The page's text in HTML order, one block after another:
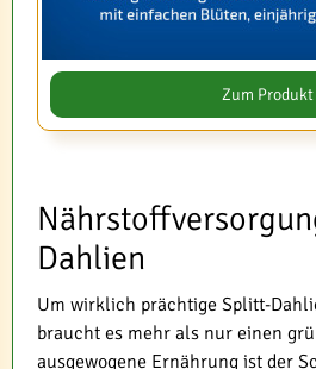
Zum Produkt
Dahlien
Um wirklich prächtige Splitt-
braucht es mehr als nur einen
ausgewogene Ernährung ist der